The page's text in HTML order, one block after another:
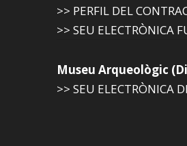
>> PERFIL DEL
>> SEU ELECTRÒNICA
Museu Arqueològic
>> SEU ELECTRÒNICA